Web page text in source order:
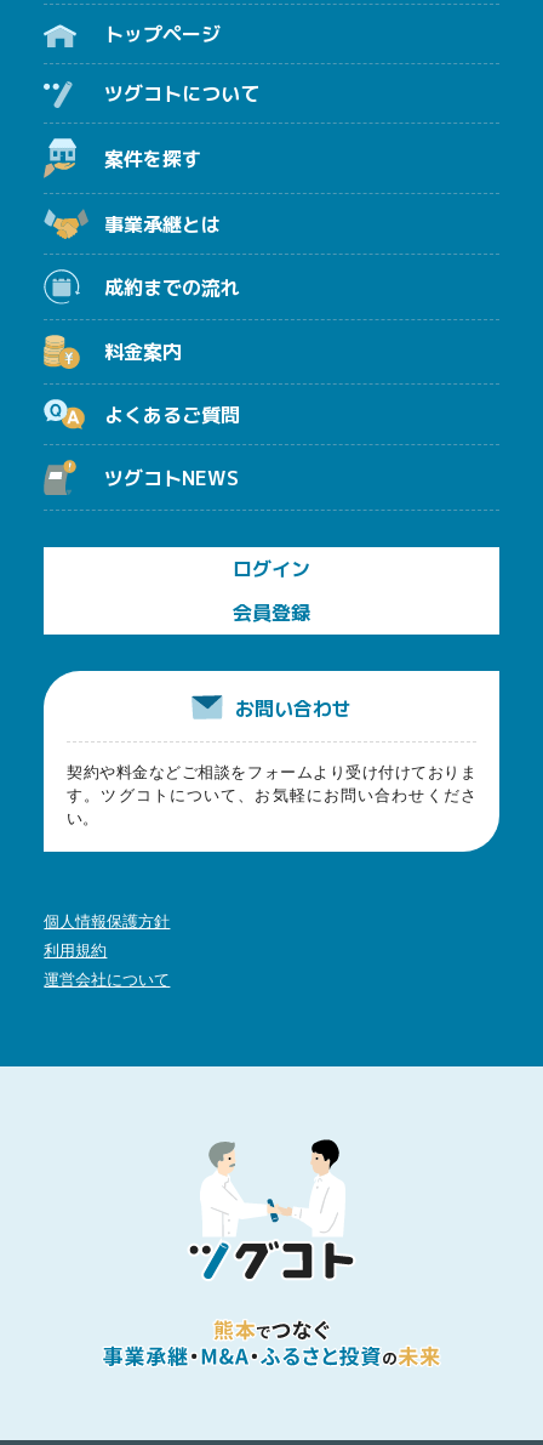
トップページ
ツグコトについて
案件を探す
事業承継とは
成約までの流れ
料金案内
よくあるご質問
ツグコトNEWS
ログイン
会員登録
お問い合わせ
契約や料金などご相談をフォームより受け付けておりま
す。 ツグコトについて、お気軽にお問い合わせくださ
い。
個人情報保護方針
利用規約
運営会社について